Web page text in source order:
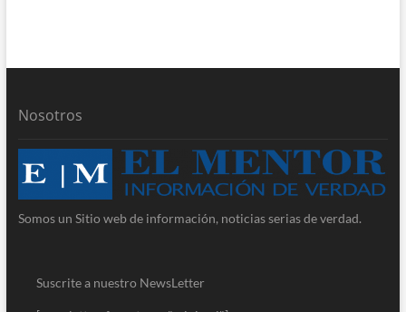
Nosotros
Somos un Sitio web de información, noticias serias de verdad.
Suscrite a nuestro NewsLetter